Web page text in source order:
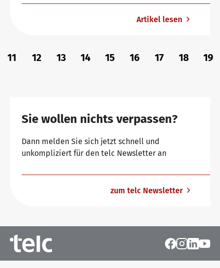
Artikel lesen
11 12 13 14 15 16 17 18 19
Sie wollen nichts verpassen?
Dann melden Sie sich jetzt schnell und
unkompliziert für den telc Newsletter an
zum telc Newsletter